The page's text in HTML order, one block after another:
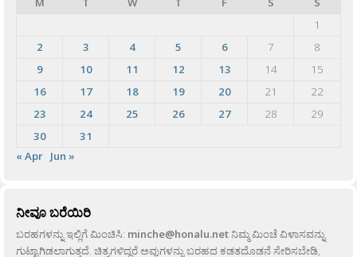
1
2
3 4 5 6 7
8
9
10 11 12 13 14
15
16
17 18 19 20 21
22
23
24 25 26 27 28
29
30
31
« Apr Jun »
ನೀವೂ ಬರೆಯಿರಿ
ಬರಹಗಳನ್ನು ಇಲ್ಲಿಗೆ ಮಿಂಚಿಸಿ: minche@honalu.netನಿಮ್ಮ ಮಿಂಚೆ ವಿಳಾಸವನ್ನು
ಗುಟ್ಟಾಗಿಡಲಾಗುತ್ತದೆ. ಚಿತ್ರಗಳಿದ್ದರೆ ಅವುಗಳನ್ನು ಬರಹದ ಕಡತದೊಡನೆ ಸೇರಿಸಬೇಡಿ,